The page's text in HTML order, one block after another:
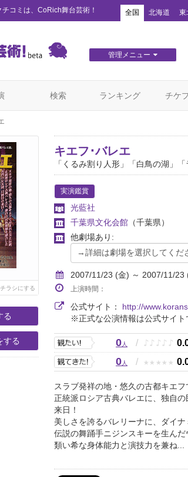
コミは、CoRich舞台芸術！ 全国 北海道 東
管理メニュー
検索 ランキング チケ
ラシにする
る
する
キエフ･バレエ
「くるみ割り人形」「白鳥の湖」「
実演鑑賞
光藍社
千葉県文化会館 （千葉県）
他劇場あり:
2007/11/23 (金) ～ 2007/11/23
上演時間：
公式サイト： http://
※正式な公演情報は公式サイト
0人 / ♪ ♪ ♪ ♪ ♪
0人 / ★ ★ ★ ★ ★
スラブ発祥の地・悠久の古都キエフ
正統派ロシア古典バレエに、独自
来日！
美しさを誇るバレリーナに、ダイナ
伝説の舞踊手ニジンスキーを生んだ
類い希な身体能力と演技力を兼ね...